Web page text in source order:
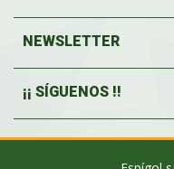
NEWSLETTER
¡¡ SÍGUENOS !!